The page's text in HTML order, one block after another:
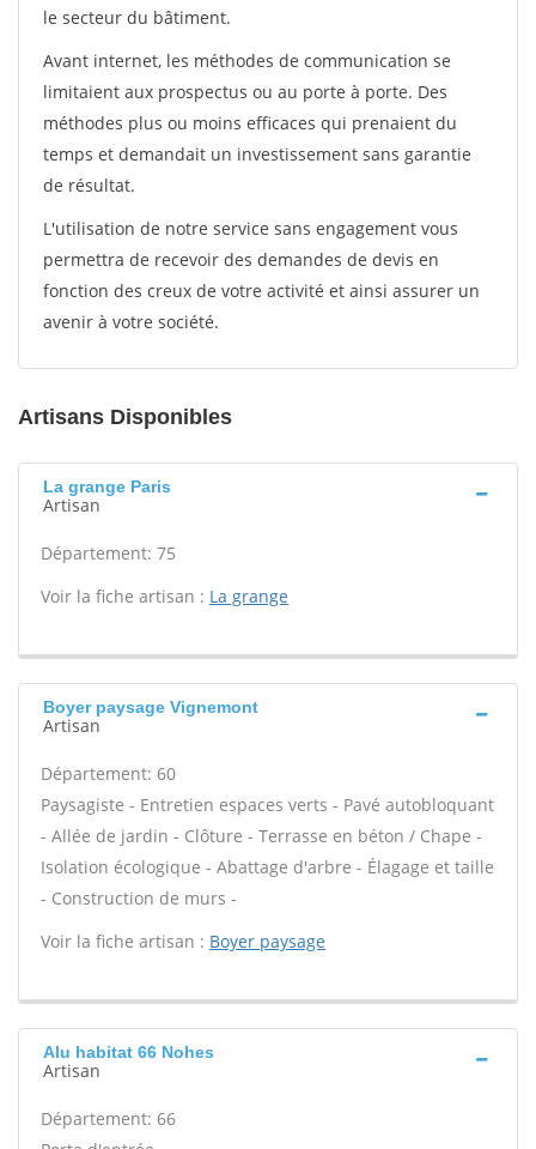
le secteur du bâtiment.
Avant internet, les méthodes de communication se
limitaient aux prospectus ou au porte à porte. Des
méthodes plus ou moins efficaces qui prenaient du
temps et demandait un investissement sans garantie
de résultat.
L'utilisation de notre service sans engagement vous
permettra de recevoir des demandes de devis en
fonction des creux de votre activité et ainsi assurer un
avenir à votre société.
Artisans Disponibles
La grange Paris
Artisan
Département: 75
Voir la fiche artisan : La grange
Boyer paysage Vignemont
Artisan
Département: 60
Paysagiste - Entretien espaces verts - Pavé autobloquant
- Allée de jardin - Clôture - Terrasse en béton / Chape -
Isolation écologique - Abattage d'arbre - Élagage et taille
- Construction de murs -
Voir la fiche artisan : Boyer paysage
Alu habitat 66 Nohes
Artisan
Département: 66